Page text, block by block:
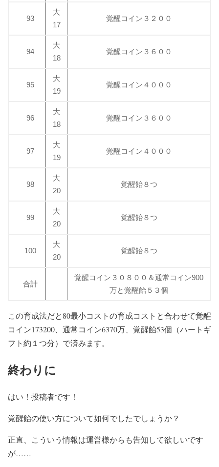
93
大
17
覚醒コイン３２００
94
大
18
覚醒コイン３６００
95
大
19
覚醒コイン４０００
96
大
18
覚醒コイン３６００
97
大
19
覚醒コイン４０００
98
大
20
覚醒飴８つ
99
大
20
覚醒飴８つ
100
大
20
覚醒飴８つ
合計
覚醒コイン３０８００＆通常コイン900
万と覚醒飴５３個
この育成法だと80最小コストの育成コストと合わせて覚醒
コイン173200、通常コイン6370万、覚醒飴53個（ハートギ
フト約１つ分）で済みます。
終わりに
はい！投稿者です！
覚醒飴の使い方について如何でしたでしょうか？
正直、こういう情報は運営様からも告知して欲しいです
が……